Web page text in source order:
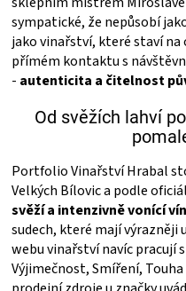
NA
ZRÁNÍ
MASA
VENKOVNÍ
KUCHYNĚ
KNIHY
sympatické, že nepůsobí
jako vinařství, které staví
přímém kontaktu s
- autenticita a čitelnost
Od svěžích lahví
Portfolio Vinařství Hrabal
Velkých Bílovic a podle
svěží a intenzivně vonící
sudech, které mají
webu vinařství navíc pracují
Výjimečnost, Smíření,